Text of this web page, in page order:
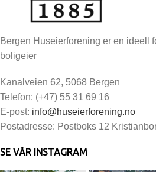
Bergen Huseierforening er en ideell
boligeier
Kanalveien 62, 5068 Bergen
Telefon: (+47) 55 31 69 16
E-post: info@huseierforening.no
Postadresse: Postboks 12
SE VÅR INSTAGRAM